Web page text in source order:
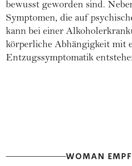
bewusst geworden sind.
Symptomen, die auf
kann bei einer
körperliche Abhängigkeit mit
Entzugssymptomatik
WOMAN